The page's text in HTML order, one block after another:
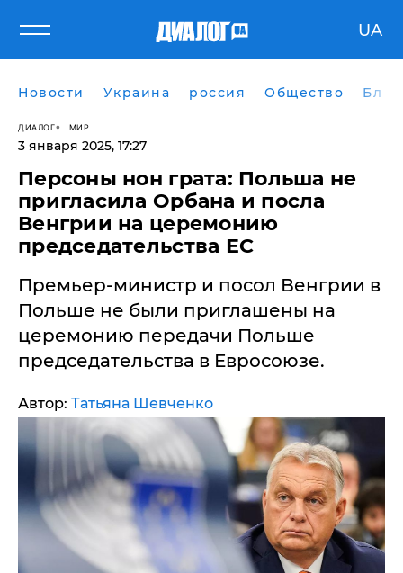
UA
Новости Украина россия Общество
ДИАЛОГ МИР
3 января 2025, 17:27
​Персоны нон грата: Польша не
пригласила Орбана и посла
Венгрии на церемонию
председательства ЕС
Премьер-министр и посол Венгрии в
Польше не были приглашены на
церемонию передачи Польше
председательства в Евросоюзе.
Автор: Татьяна Шевченко